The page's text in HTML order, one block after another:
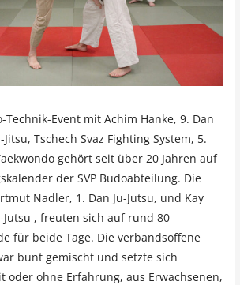
Event mit Achim Hanke, 9. Dan
Jitsu, Tschech Svaz Fighting System, 5.
gehört seit über 20 Jahren auf
der SVP Budoabteilung. Die
Nadler, 1. Dan Ju-Jutsu, und Kay
Jutsu , freuten sich auf rund 80
für beide Tage. Die verbandsoffene
bunt gemischt und setzte sich
oder ohne Erfahrung, aus Erwachsenen,